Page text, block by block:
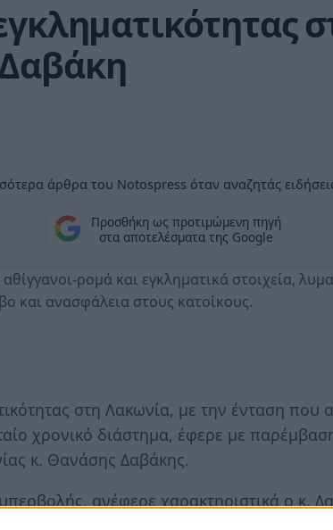
άρθρα του Notospress όταν αναζητάς
Προσθήκη ως προτιμώμενη πηγή
στα αποτελέσματα της Google
ρομά και εγκληματικά στοιχεία,
και ανασφάλεια στους κατοίκους.
στη Λακωνία, με την ένταση που
χρονικό διάστημα, έφερε με
κ. Θανάσης Δαβάκης.
ανέφερε χαρακτηριστικά ο κ.
του Πολίτη κ. Όθωνα, πολλές